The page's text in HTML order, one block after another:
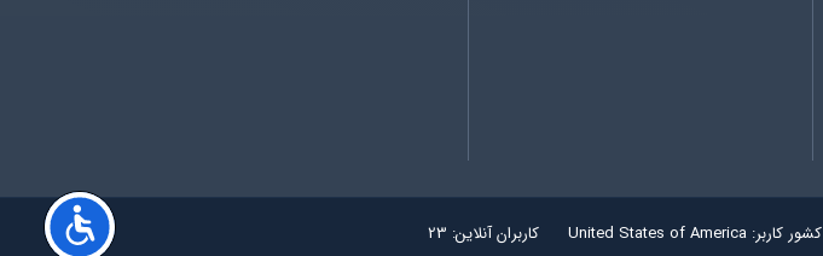
کشور کاربر: United States of America کاربران آنلاین: 23